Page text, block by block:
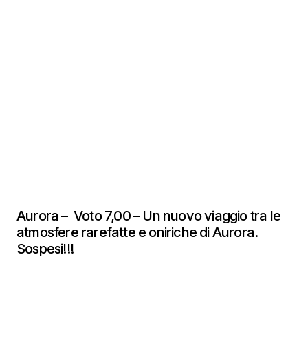
Aurora – Voto 7,00 – Un nuovo viaggio tra le
atmosfere rarefatte e oniriche di Aurora.
Sospesi!!!